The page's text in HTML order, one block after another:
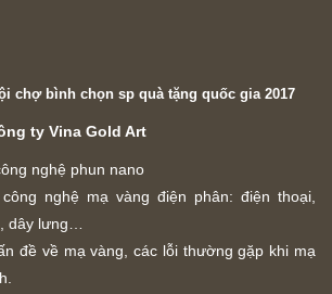
chợ bình chọn sp quà tặng quốc gia 2017
ty Vina Gold Art
nghệ phun nano
nghệ mạ vàng điện phân: điện thoại,
dây lưng…
đề về mạ vàng, các lỗi thường gặp khi mạ